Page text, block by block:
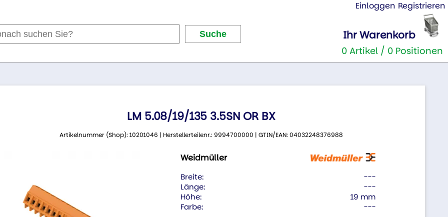
Einloggen Registrieren
Ihr Warenkorb
0 Artikel / 0 Positionen
LM 5.08/19/135 3.5SN OR BX
Artikelnummer (Shop): 10201046 | Herstellerteilenr.: 9994700000 | GTIN/EAN: 04032248376988
Weidmüller
Breite:
---
Länge:
---
Höhe:
19 mm
Farbe:
---